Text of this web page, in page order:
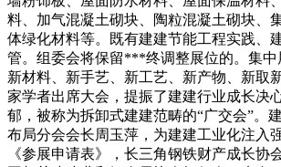
料、加气混凝土砌块、陶粒混凝土砌块、
体绿化材料等。既有建建节能工程实践、
管。组委会将保留***终调整展位的。集中
新材料、新手艺、新工艺、新产物、新取
家学者出席大会，提振了建建行业成长决
郁，被称为拆卸式建建范畴的“广交会”。
布局分会会长周玉萍，为建建工业化注入
《参展申请表》，长三角钢铁财产成长协